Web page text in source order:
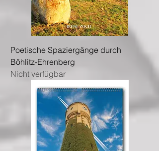
Poetische Spaziergänge durch
Böhlitz-Ehrenberg
Nicht verfügbar